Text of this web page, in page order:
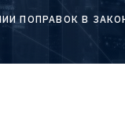
ПОПРАВОК В